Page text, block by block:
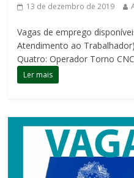
13 de dezembro de 2019
Vagas de emprego
Atendimento ao
Quatro: Operador Torno CNC
Ler mais